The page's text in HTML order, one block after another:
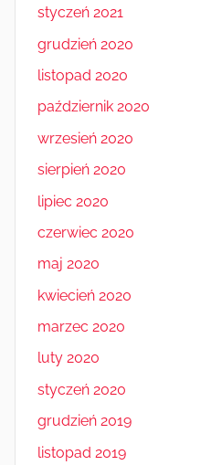
styczeń 2021
grudzień 2020
listopad 2020
październik 2020
wrzesień 2020
sierpień 2020
lipiec 2020
czerwiec 2020
maj 2020
kwiecień 2020
marzec 2020
luty 2020
styczeń 2020
grudzień 2019
listopad 2019